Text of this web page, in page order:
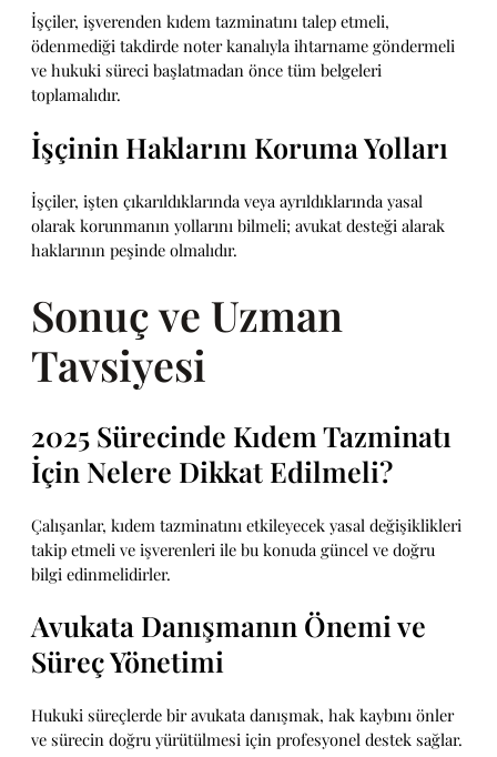
İşçiler, işverenden kıdem tazminatını talep etmeli,
ödenmediği takdirde noter kanalıyla ihtarname göndermeli
ve hukuki süreci başlatmadan önce tüm belgeleri
toplamalıdır.
İşçinin Haklarını Koruma Yolları
İşçiler, işten çıkarıldıklarında veya ayrıldıklarında yasal
olarak korunmanın yollarını bilmeli; avukat desteği alarak
haklarının peşinde olmalıdır.
Sonuç ve Uzman
Tavsiyesi
2025 Sürecinde Kıdem Tazminatı
İçin Nelere Dikkat Edilmeli?
Çalışanlar, kıdem tazminatını etkileyecek yasal değişiklikleri
takip etmeli ve işverenleri ile bu konuda güncel ve doğru
bilgi edinmelidirler.
Avukata Danışmanın Önemi ve
Süreç Yönetimi
Hukuki süreçlerde bir avukata danışmak, hak kaybını önler
ve sürecin doğru yürütülmesi için profesyonel destek sağlar.